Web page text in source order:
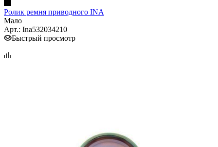
Ролик ремня приводного INA
Мало
Арт.: Ina532034210
Быстрый просмотр